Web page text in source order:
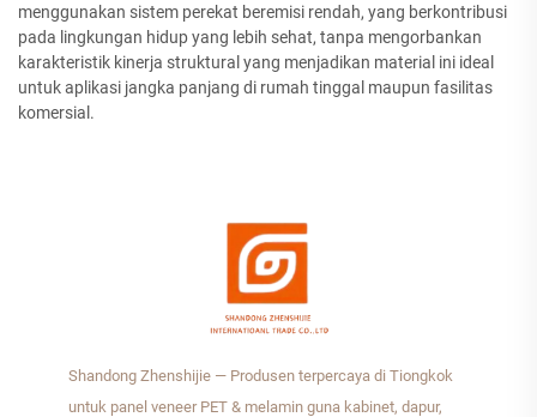
menggunakan sistem perekat beremisi rendah, yang berkontribusi
pada lingkungan hidup yang lebih sehat, tanpa mengorbankan
karakteristik kinerja struktural yang menjadikan material ini ideal
untuk aplikasi jangka panjang di rumah tinggal maupun fasilitas
komersial.
Shandong Zhenshijie — Produsen terpercaya di Tiongkok
untuk panel veneer PET & melamin guna kabinet, dapur,